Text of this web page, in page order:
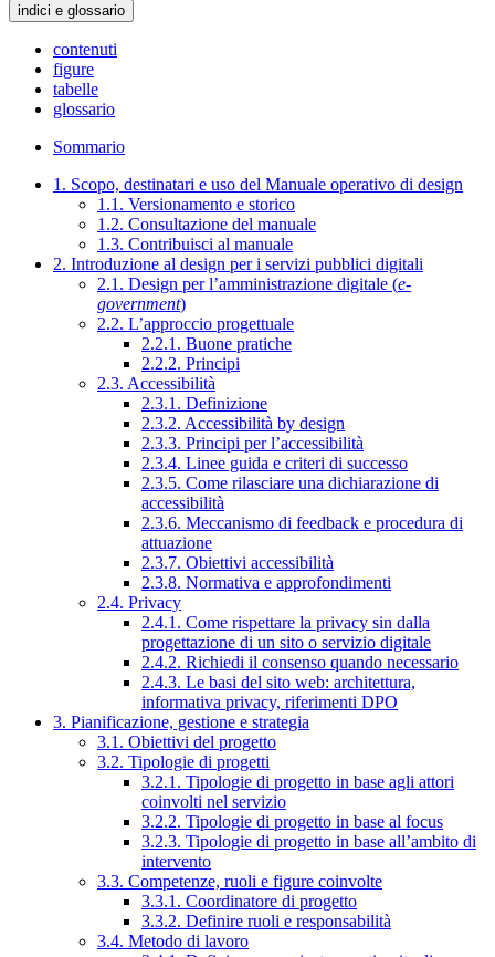
indici e glossario
contenuti
figure
tabelle
glossario
Sommario
1. Scopo, destinatari e uso del Manuale operativo di design
1.1. Versionamento e storico
1.2. Consultazione del manuale
1.3. Contribuisci al manuale
2. Introduzione al design per i servizi pubblici digitali
2.1. Design per l’amministrazione digitale (e-
government)
2.2. L’approccio progettuale
2.2.1. Buone pratiche
2.2.2. Principi
2.3. Accessibilità
2.3.1. Definizione
2.3.2. Accessibilità by design
2.3.3. Principi per l’accessibilità
2.3.4. Linee guida e criteri di successo
2.3.5. Come rilasciare una dichiarazione di
accessibilità
2.3.6. Meccanismo di feedback e procedura di
attuazione
2.3.7. Obiettivi accessibilità
2.3.8. Normativa e approfondimenti
2.4. Privacy
2.4.1. Come rispettare la privacy sin dalla
progettazione di un sito o servizio digitale
2.4.2. Richiedi il consenso quando necessario
2.4.3. Le basi del sito web: architettura,
informativa privacy, riferimenti DPO
3. Pianificazione, gestione e strategia
3.1. Obiettivi del progetto
3.2. Tipologie di progetti
3.2.1. Tipologie di progetto in base agli attori
coinvolti nel servizio
3.2.2. Tipologie di progetto in base al focus
3.2.3. Tipologie di progetto in base all’ambito di
intervento
3.3. Competenze, ruoli e figure coinvolte
3.3.1. Coordinatore di progetto
3.3.2. Definire ruoli e responsabilità
3.4. Metodo di lavoro